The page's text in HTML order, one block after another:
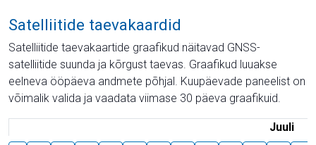
Satelliitide taevakaardid
Satelliitide taevakaartide graafikud näitavad GNSS-
satelliitide suunda ja kõrgust taevas. Graafikud luuakse
eelneva ööpäeva andmete põhjal. Kuupäevade paneelist on
võimalik valida ja vaadata viimase 30 päeva graafikuid.
Juuli